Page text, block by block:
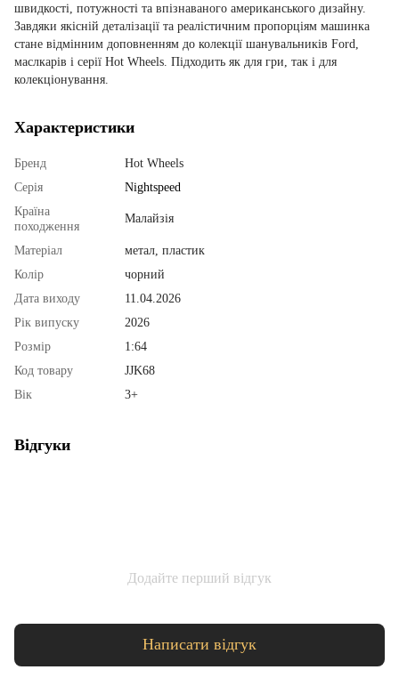
швидкості, потужності та впізнаваного американського дизайну.
Завдяки якісній деталізації та реалістичним пропорціям машинка
стане відмінним доповненням до колекції шанувальників Ford,
маслкарів і серії Hot Wheels. Підходить як для гри, так і для
колекціонування.
Характеристики
Бренд
Hot Wheels
Серія
Nightspeed
Країна
походження
Малайзія
Матеріал
метал, пластик
Колір
чорний
Дата виходу
11.04.2026
Рік випуску
2026
Розмір
1:64
Код товару
JJK68
Вік
3+
Відгуки
Додайте перший відгук
Написати відгук